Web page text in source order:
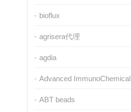
bioflux
agrisera代理
agdia
Advanced ImmunoChemical
ABT beads